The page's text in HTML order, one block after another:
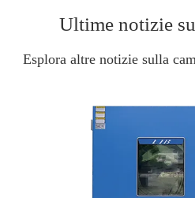
Ultime notizie
Esplora altre notizie sulla